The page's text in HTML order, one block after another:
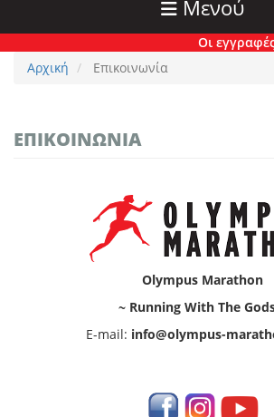
Μενού
Οι εγγραφές
Αρχική
Επικοινωνία
ΕΠΙΚΟΙΝΩΝΊΑ
Olympus Marathon
~ Running With The
E-mail: info@olympus-